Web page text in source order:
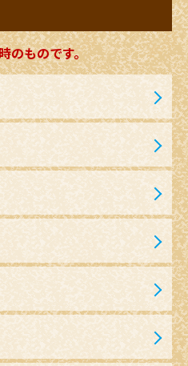
のものです。